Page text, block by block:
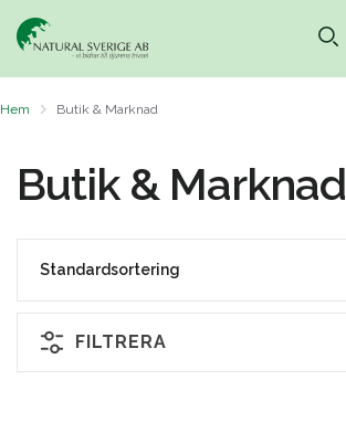
Hem Butik & Marknad
Butik & Marknad
FILTRERA